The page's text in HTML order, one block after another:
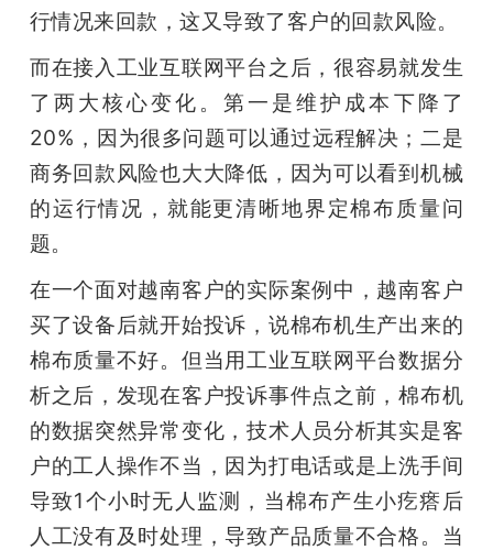
行情况来回款，这又导致了客户的回款风险。
而在接入工业互联网平台之后，很容易就发生
了两大核心变化。第一是维护成本下降了
20%，因为很多问题可以通过远程解决；二是
商务回款风险也大大降低，因为可以看到机械
的运行情况，就能更清晰地界定棉布质量问
题。
在一个面对越南客户的实际案例中，越南客户
买了设备后就开始投诉，说棉布机生产出来的
棉布质量不好。但当用工业互联网平台数据分
析之后，发现在客户投诉事件点之前，棉布机
的数据突然异常变化，技术人员分析其实是客
户的工人操作不当，因为打电话或是上洗手间
导致1个小时无人监测，当棉布产生小疙瘩后
人工没有及时处理，导致产品质量不合格。当